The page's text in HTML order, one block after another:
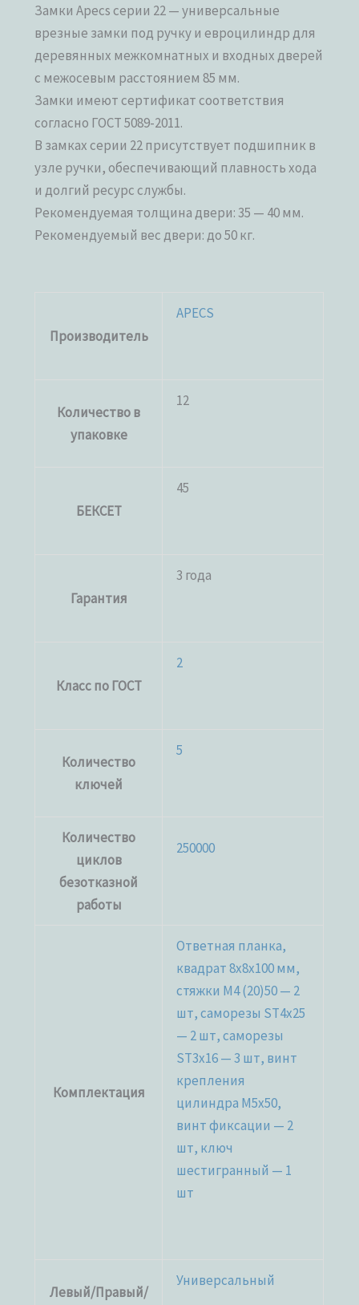
Замки Apecs серии 22 — универсальные
врезные замки под ручку и евроцилиндр для
деревянных межкомнатных и входных дверей
с межосевым расстоянием 85 мм.
Замки имеют сертификат соответствия
согласно ГОСТ 5089-2011.
В замках серии 22 присутствует подшипник в
узле ручки, обеспечивающий плавность хода
и долгий ресурс службы.
Рекомендуемая толщина двери: 35 — 40 мм.
Рекомендуемый вес двери: до 50 кг.
Производитель
APECS
Количество в
упаковке
12
БЕКСЕТ
45
Гарантия
3 года
Класс по ГОСТ
2
Количество
ключей
5
Количество
циклов
безотказной
работы
250000
Комплектация
Ответная планка,
квадрат 8x8x100 мм,
стяжки M4 (20)50 — 2
шт, саморезы ST4x25
— 2 шт, саморезы
ST3x16 — 3 шт, винт
крепления
цилиндра M5x50,
винт фиксации — 2
шт, ключ
шестигранный — 1
шт
Левый/Правый/
Универсальный